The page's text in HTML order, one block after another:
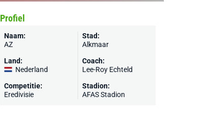
Profiel
Naam:
AZ
Land:
Nederland
Competitie:
Eredivisie
Stad:
Alkmaar
Coach:
Lee-Roy Echteld
Stadion:
AFAS Stadion